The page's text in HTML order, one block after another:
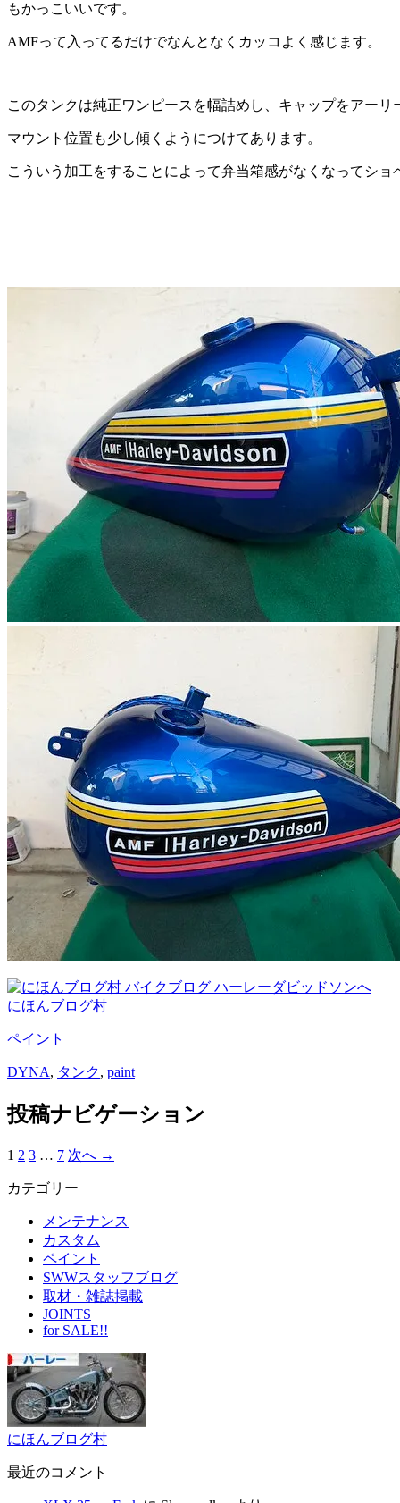
もかっこいいです。
AMFって入ってるだけでなんとなくカッコよく感じます。
このタンクは純正ワンピースを幅詰めし、キャップをアーリ
マウント位置も少し傾くようにつけてあります。
こういう加工をすることによって弁当箱感がなくなってショ
にほんブログ村
ペイント
DYNA, タンク, paint
投稿ナビゲーション
1 2 3 … 7 次へ →
カテゴリー
メンテナンス
カスタム
ペイント
SWWスタッフブログ
取材・雑誌掲載
JOINTS
for SALE!!
にほんブログ村
最近のコメント